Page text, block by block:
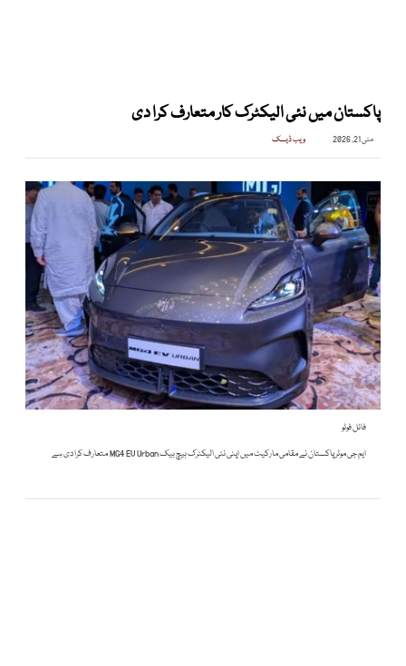
پاکستان میں نئی الیکٹرک کار متعارف کرا دی
مئی 21, 2026 ویب ڈیسک
فائل فوٹو
ایم جی موٹر پاکستان نے مقامی مارکیٹ میں اپنی نئی الیکٹرک ہیچ بیک MG4 EV Urban متعارف کرا دی ہے